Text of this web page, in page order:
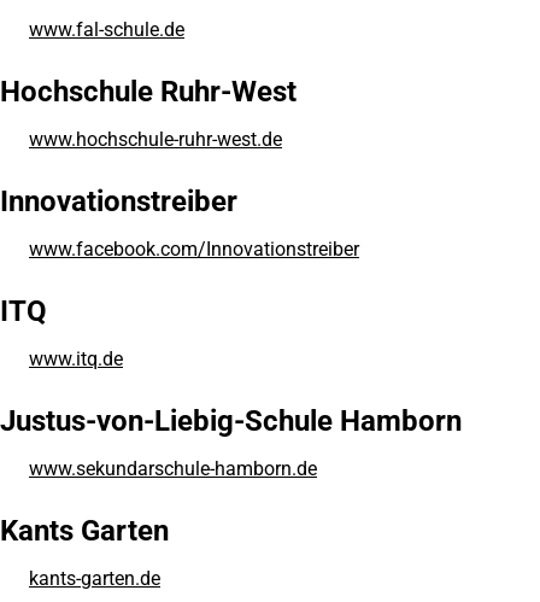
www.fal-schule.de
(Öffnet
einem
neuen
Hochschule Ruhr-West
www.hochschule-ruhr-west.de
(Öffnet
neuen
Innovationstreiber
www.facebook.com/Innovationstreiber
(Öffnet
einem
neuen
ITQ
www.itq.de
(Öffnet
neuen
Justus-von-Liebig-Schule Hamborn
www.sekundarschule-hamborn.de
(Öffnet
neuen
Kants Garten
kants-garten.de
(Öffnet